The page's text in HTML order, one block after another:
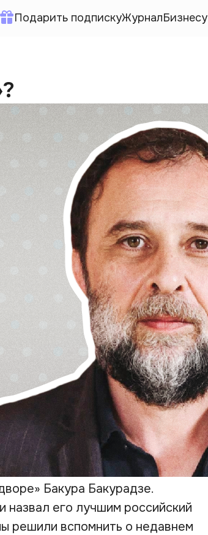
Подарить подпискуЖурналБизнесу
Бакура Бакурадзе.
назвал его лучшим российский
решили вспомнить о недавнем